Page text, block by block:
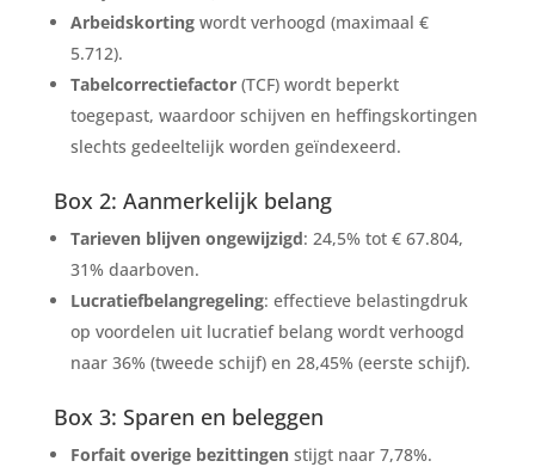
Arbeidskortingwordt verhoogd (maximaal €
5.712).
Tabelcorrectiefactor(TCF) wordt beperkt
toegepast, waardoor schijven en heffingskortingen
slechts gedeeltelijk worden geïndexeerd.
Box 2: Aanmerkelijk belang
Tarieven blijven ongewijzigd: 24,5% tot € 67.804,
31% daarboven.
Lucratiefbelangregeling: effectieve belastingdruk
op voordelen uit lucratief belang wordt verhoogd
naar 36% (tweede schijf) en 28,45% (eerste schijf).
Box 3: Sparen en beleggen
Forfait overige bezittingenstijgt naar 7,78%.